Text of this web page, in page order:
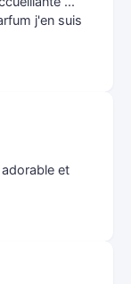
j'en suis
et